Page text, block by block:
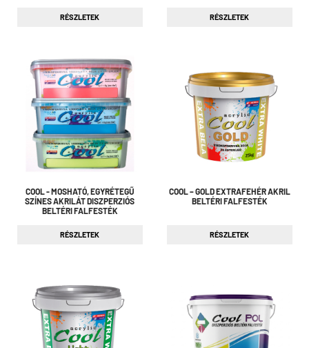
RÉSZLETEK RÉSZLETEK
COOL - MOSHATÓ, EGYRÉTEGŰ
SZÍNES AKRILÁT DISZPERZIÓS
BELTÉRI FALFESTÉK
RÉSZLETEK
COOL – GOLD EXTRAFEHÉR AKRIL
BELTÉRI FALFESTÉK
RÉSZLETEK